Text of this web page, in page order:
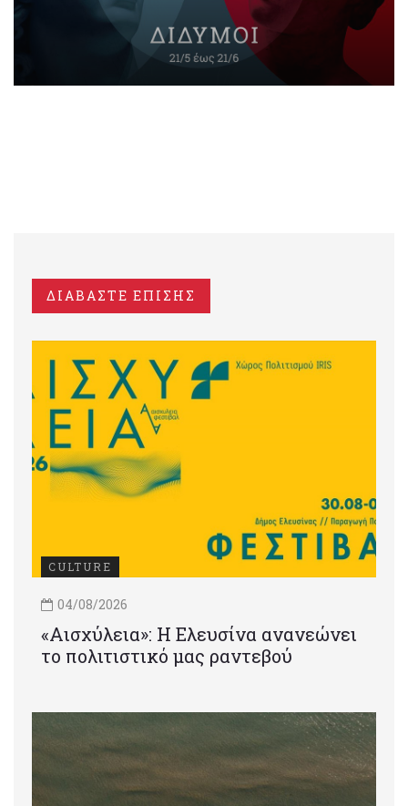
ΔΙΑΒΑΣΤΕ ΕΠΙΣΗΣ
CULTURE
04/08/2026
«Αισχύλεια»: Η Ελευσίνα ανανεώνει
το πολιτιστικό μας ραντεβού